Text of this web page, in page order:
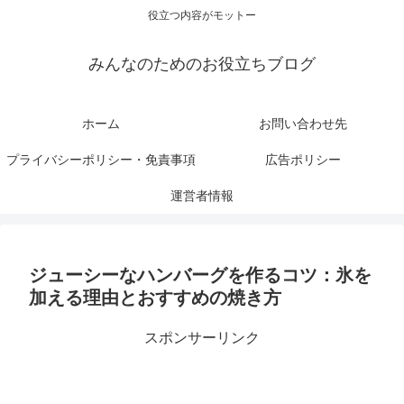
役立つ内容がモットー
みんなのためのお役立ちブログ
ホーム お問い合わせ先
プライバシーポリシー・免責事項 広告ポリシー
運営者情報
ジューシーなハンバーグを作るコツ：氷を
加える理由とおすすめの焼き方
スポンサーリンク